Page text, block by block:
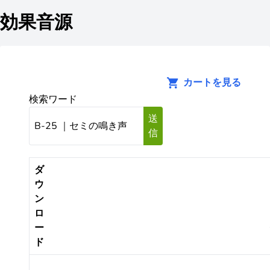
効果音源
カートを見る
検索ワード
送
信
ダ
ウ
ン
ロ
ー
ド